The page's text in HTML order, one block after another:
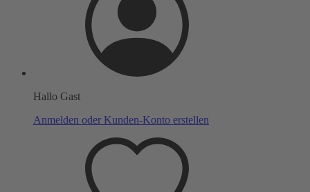
Hallo Gast
Anmelden oder Kunden-Konto erstellen